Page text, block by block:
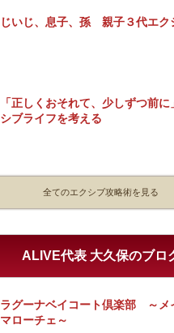
じいじ、息子、孫 親子３代エク
「正しくおそれて、少しずつ前
シブライフを考える
全てのエクシブ攻略術を見る
ALIVE代表 大久保のブロ
ラグーナベイコート倶楽部 ～
マローチェ～